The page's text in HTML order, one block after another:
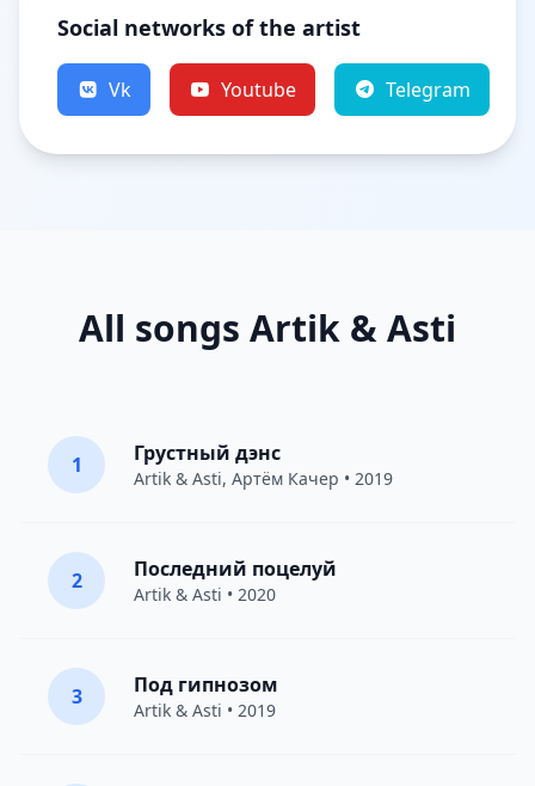
Social networks of the artist
Vk Youtube Telegram
All songs Artik & Asti
1 Грустный дэнс
Artik & Asti, Артём Качер • 2019
2 Последний поцелуй
Artik & Asti • 2020
3 Под гипнозом
Artik & Asti • 2019